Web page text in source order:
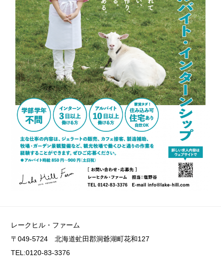
レークヒル・ファーム
〒049-5724 北海道虻田郡洞爺湖町花和127
TEL:0120-83-3376